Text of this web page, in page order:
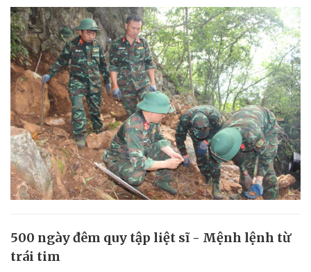
500 ngày đêm quy tập liệt sĩ - Mệnh lệnh từ
trái tim